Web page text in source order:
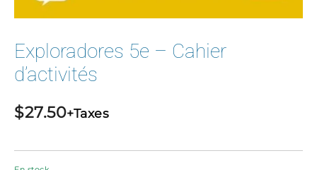
Exploradores 5e – Cahier
d’activités
$27.50+Taxes